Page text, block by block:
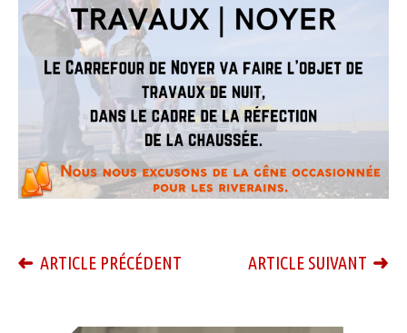
ARTICLE PRÉCÉDENT ARTICLE SUIVANT